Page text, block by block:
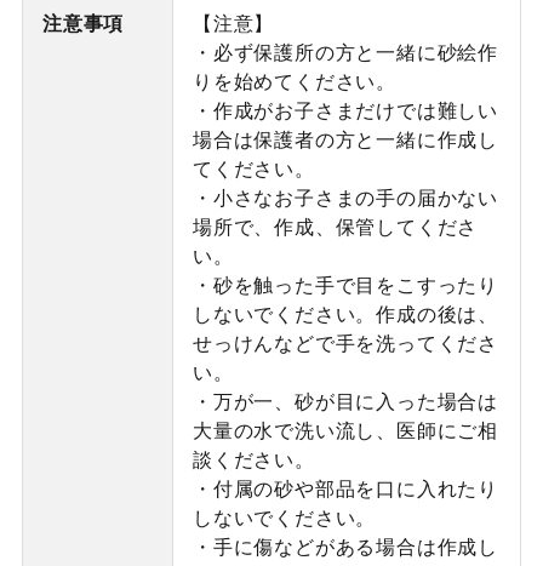
注意事項
【注意】
・必ず保護所の方と一緒に砂絵作
りを始めてください。
・作成がお子さまだけでは難しい
場合は保護者の方と一緒に作成し
てください。
・小さなお子さまの手の届かない
場所で、作成、保管してくださ
い。
・砂を触った手で目をこすったり
しないでください。作成の後は、
せっけんなどで手を洗ってくださ
い。
・万が一、砂が目に入った場合は
大量の水で洗い流し、医師にご相
談ください。
・付属の砂や部品を口に入れたり
しないでください。
・手に傷などがある場合は作成し